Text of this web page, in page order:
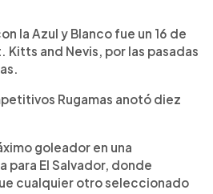
la Azul y Blanco fue un 16 de
Kitts and Nevis, por las pasadas
Rugamas anotó diez
goleador en una
para El Salvador, donde
cualquier otro seleccionado